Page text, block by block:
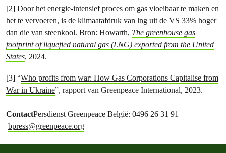
[2] Door het energie-intensief proces om gas vloeibaar te maken en
het te vervoeren, is de klimaatafdruk van lng uit de VS 33% hoger
dan die van steenkool. Bron: Howarth, The greenhouse gas
footprint of liquefied natural gas (LNG) exported from the United
States, 2024.
[3] “Who profits from war: How Gas Corporations Capitalise from
War in Ukraine”, rapport van Greenpeace International, 2023.
ContactPersdienst Greenpeace België: 0496 26 31 91 –
bpress@greenpeace.org